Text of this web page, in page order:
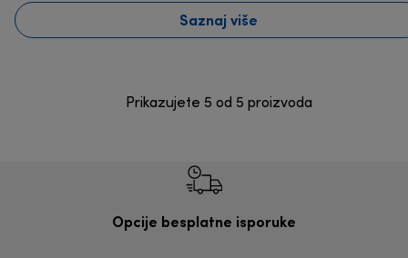
Saznaj više
Prikazujete 5 od 5 proizvoda
Opcije besplatne isporuke